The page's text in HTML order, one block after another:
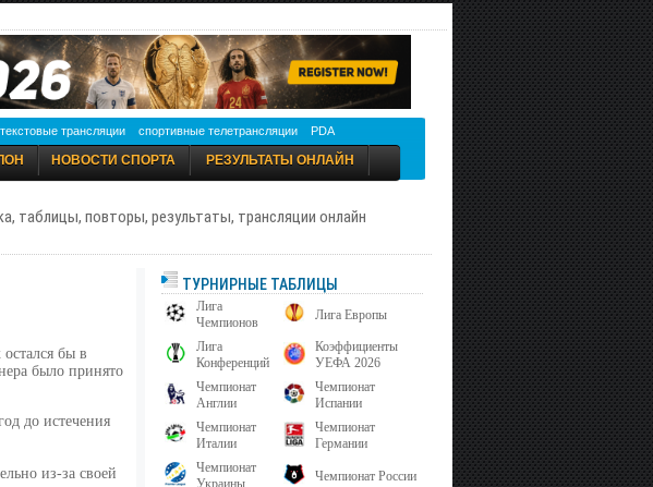
текстовые трансляции спортивные телетрансляции PDA
НОВОСТИ СПОРТА РЕЗУЛЬТАТЫ ОНЛАЙН
таблицы, повторы, результаты, трансляции онлайн
бы в
было принято
до истечения
из-за своей
ТУРНИРНЫЕ ТАБЛИЦЫ
Лига
Чемпионов
Лига Европы
Лига
Конференций
Коэффициенты
УЕФА 2026
Чемпионат
Англии
Чемпионат
Испании
Чемпионат
Италии
Чемпионат
Германии
Чемпионат
Украины
Чемпионат России